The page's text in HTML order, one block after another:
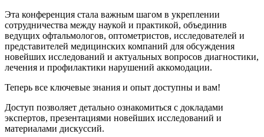
Эта конференция стала важным шагом в укреплении
сотрудничества между наукой и практикой, объединив
ведущих офтальмологов, оптометристов, исследователей и
представителей медицинских компаний для обсуждения
новейших исследований и актуальных вопросов диагностики,
лечения и профилактики нарушений аккомодации.
Теперь все ключевые знания и опыт доступны и вам!
Доступ позволяет детально ознакомиться с докладами
экспертов, презентациями новейших исследований и
материалами дискуссий.